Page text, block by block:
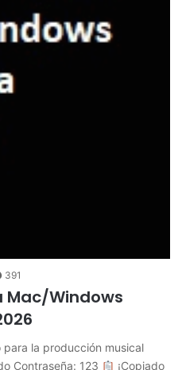
391
Mac/Windows
la producción musical
Contraseña: 123
¡Copiado